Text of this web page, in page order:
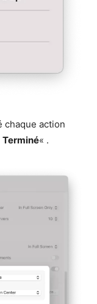
chaque action
Terminé« .